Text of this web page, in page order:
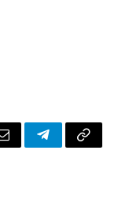
CorreoTelegrama